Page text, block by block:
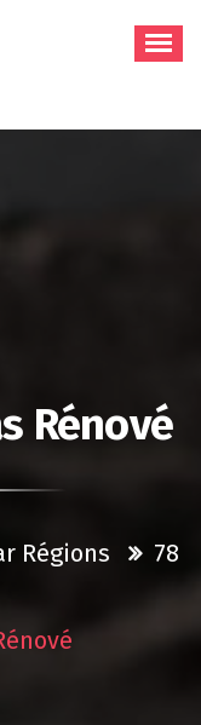
Rénové
Régions
78